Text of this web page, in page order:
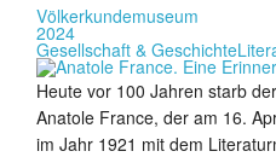
Völkerkundemuseum
2024
Gesellschaft & Geschichte
Heute vor 100 Jahren starb
Anatole France, der am 16.
im Jahr 1921 mit dem